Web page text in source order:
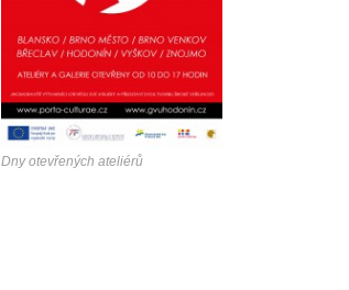
Dny otevřených ateliérů